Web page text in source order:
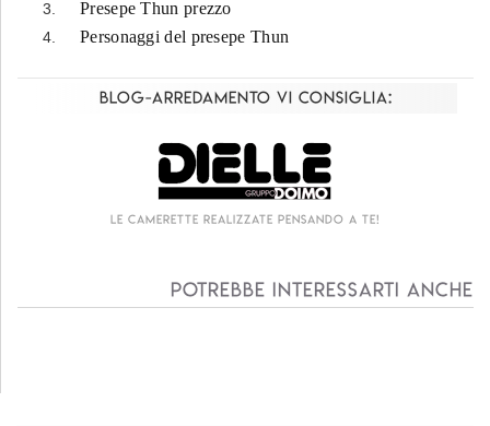
Presepe Thun prezzo
Personaggi del presepe Thun
Blog-Arredamento vi consiglia:
realizzate pensando a te!
Potrebbe interessarti anche